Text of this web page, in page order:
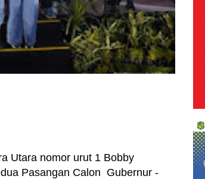
Utara nomor urut 1 Bobby
Pasangan Calon Gubernur -